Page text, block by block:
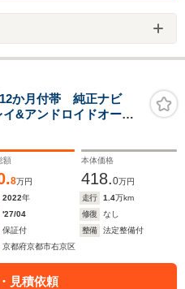
か月付帯 純正ナビ
&アンドロイドオート
シート 前後ドラレ
額
8万円
本体価格
418.0万円
2022年 走行 1.4万km
'27/04 修復
なし
保証付 整備
法定整備付
京都府京都市右京区
見積依頼